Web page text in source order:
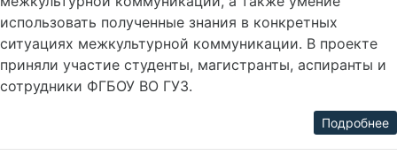
использовать полученные знания в конкретных
ситуациях межкультурной коммуникации. В проекте
приняли участие студенты, магистранты, аспиранты и
сотрудники ФГБОУ ВО ГУЗ.
Подробнее